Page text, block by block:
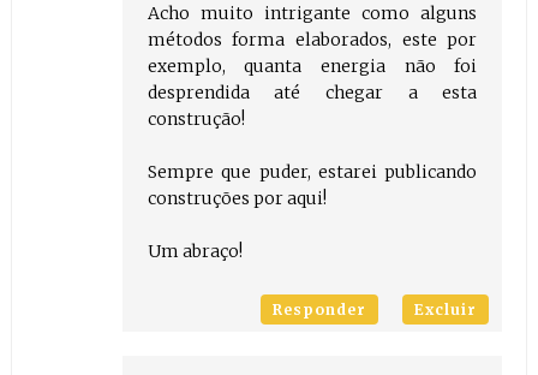
Acho muito intrigante como alguns
métodos forma elaborados, este por
exemplo, quanta energia não foi
desprendida até chegar a esta
construção!
Sempre que puder, estarei publicando
construções por aqui!
Um abraço!
Responder Excluir